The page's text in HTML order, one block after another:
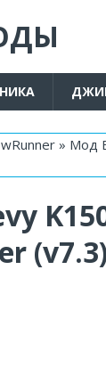
» Мод
(v7.3)